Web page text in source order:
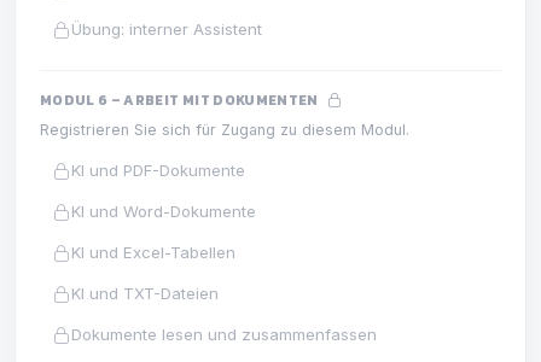
Übung: interner Assistent
MODUL 6 – ARBEIT MIT DOKUMENTEN
Registrieren Sie sich für Zugang zu diesem Modul.
KI und PDF-Dokumente
KI und Word-Dokumente
KI und Excel-Tabellen
KI und TXT-Dateien
Dokumente lesen und zusammenfassen